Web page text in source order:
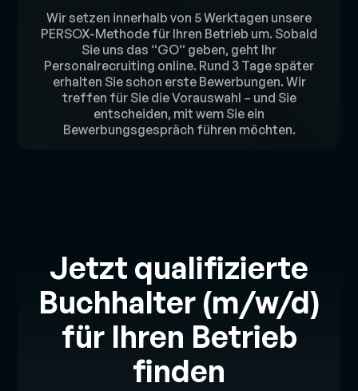
Wir setzen innerhalb von 5 Werktagen unsere
PERSOX-Methode für Ihren Betrieb um. Sobald
Sie uns das “GO“ geben, geht Ihr
Personalrecruiting online. Rund 3 Tage später
erhalten Sie schon erste Bewerbungen. Wir
treffen für Sie die Vorauswahl – und Sie
entscheiden, mit wem Sie ein
Bewerbungsgespräch führen möchten.
Jetzt qualifizierte
Buchhalter (m/w/d)
für Ihren Betrieb
finden